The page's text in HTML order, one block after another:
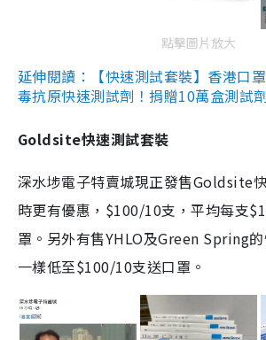
點擊圖片放大
延伸閱讀：【快速測試套裝】香港口
毒抗原快速測試劑！捐贈10萬盒測試
Goldsite快速測試套裝
深水埗電子特賣城現正發售Goldsite
時更有優惠，$100/10支，平均每支
罩。另外有售YHLO及Green Spring的
一樣低至$100/10支送口罩。